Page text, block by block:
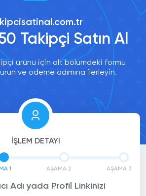
Takipçi Satın Al
ürünü için alt bölümdeki formu
ve ödeme adımına ilerleyin.
İŞLEM DETAYI
1 AŞAMA 2 AŞAMA 3
Adı yada Profil Linkinizi